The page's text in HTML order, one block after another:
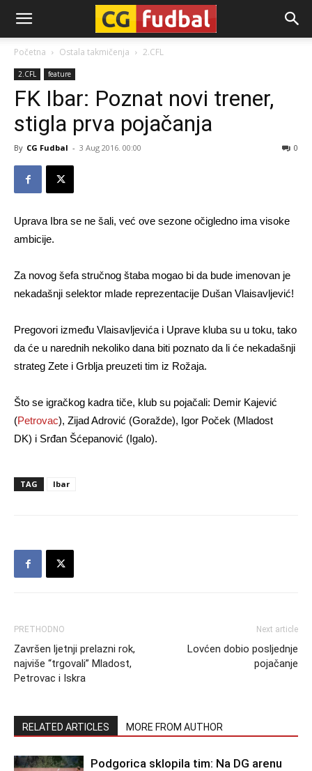
CG-
Fudbal
Početna Ostala takmičenja 2.CFL
2.CFL feature
FK Ibar: Poznat novi trener,
stigla prva pojačanja
By CG Fudbal - 3 Aug 2016. 00:00 0
Uprava Ibra se ne šali, već ove sezone očigledno ima visoke
ambicije.
Za novog šefa stručnog štaba mogao bi da bude imenovan je
nekadašnji selektor mlade reprezentacije Dušan Vlaisavljević!
Pregovori između Vlaisavljevića i Uprave kluba su u toku, tako
da će u narednih nekoliko dana biti poznato da li će nekadašnji
strateg Zete i Grblja preuzeti tim iz Rožaja.
Što se igračkog kadra tiče, klub su pojačali: Demir Kajević
(Petrovac), Zijad Adrović (Goražde), Igor Poček (Mladost
DK) i Srđan Šćepanović (Igalo).
TAG Ibar
PRETHODNO
Završen ljetnji prelazni rok,
najviše “trgovali” Mladost,
Petrovac i Iskra
Next article
Lovćen dobio posljednje
pojačanje
RELATED ARTICLES MORE FROM AUTHOR
Podgorica sklopila tim: Na DG arenu